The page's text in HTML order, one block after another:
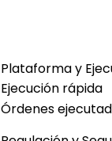
Plataforma y
Ejecución rápida
Órdenes